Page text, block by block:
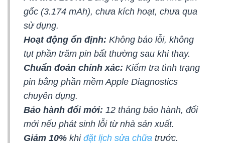
gốc (3.174 mAh), chưa kích hoạt, chưa qua
sử dụng.
Hoạt động ổn định: Không báo lỗi, không
tụt phần trăm pin bất thường sau khi thay.
Chuẩn đoán chính xác: Kiểm tra tình trạng
pin bằng phần mềm Apple Diagnostics
chuyên dụng.
Bảo hành đổi mới: 12 tháng bảo hành, đổi
mới nếu phát sinh lỗi từ nhà sản xuất.
Giảm 10% khi đặt lịch sửa chữa trước.